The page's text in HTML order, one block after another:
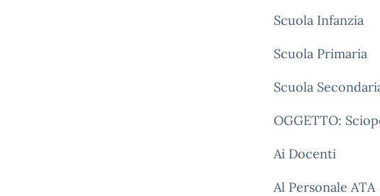
Scuola Infanzia
Scuola Primaria
Scuola
OGGETTO:
Ai Docenti
Al Personale ATA